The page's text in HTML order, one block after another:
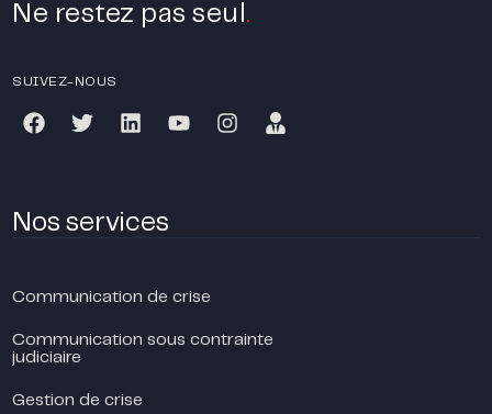
Ne restez pas seul .
SUIVEZ-NOUS
Nos services
Communication de crise
Communication sous contrainte
judiciaire
Gestion de crise